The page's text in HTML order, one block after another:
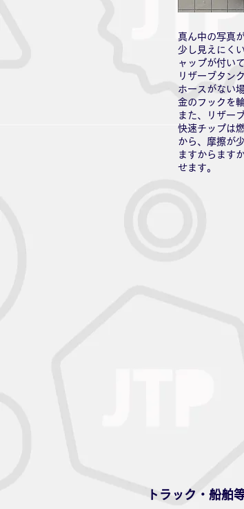
真ん中の写真
少し見えにく
ャップが付い
リザーブタン
ホースがない
金のフックを
また、リザー
快速チップは
から、摩擦が
ますからます
せます。
トラック・船舶